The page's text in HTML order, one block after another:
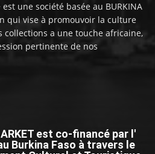
une société basée au BURKINA
qui vise à promouvoir la culture
collections a une touche africaine,
pertinente de nos
est co-financé par l'
Burkina Faso à travers le